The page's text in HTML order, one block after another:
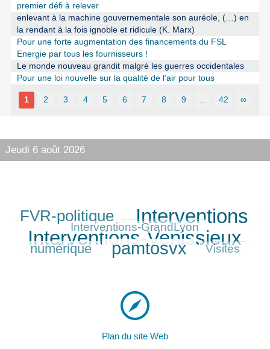
premier défi à relever
enlevant à la machine gouvernementale son auréole, (…) en
la rendant à la fois ignoble et ridicule (K. Marx)
Pour une forte augmentation des financements du FSL
Energie par tous les fournisseurs !
Le monde nouveau grandit malgré les guerres occidentales
Pour une loi nouvelle sur la qualité de l’air pour tous
1 2 3 4 5 6 7 8 9 … 42 ∞
Jeudi 6 août 2026
275/420
FVR-politique
420/420 Interventions
Interventions-GrandLyon
Interventions-Venissieux
228/420
numérique
356/420 pamtosvx
119/420 Visites
Plan du site Web